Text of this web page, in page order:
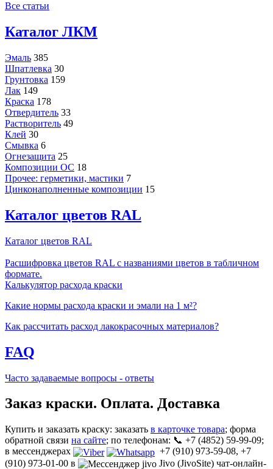
Все статьи
Каталог ЛКМ
Эмаль 385
Шпатлевка 30
Грунтовка 159
Лак 149
Краска 178
Отвердитель 33
Растворитель 49
Клей 30
Смывка 6
Огнезащита 25
Композиции ОС 18
Прочее: герметики, мастики 7
Цинконаполненные композиции 15
Каталог цветов RAL
Каталог цветов RAL
Расшифровка цветов RAL с названиями цветов в табличном
формате.
Калькулятор расхода краски
Какие нормы расхода краски и эмали на 1 м²?
Как рассчитать расход лакокрасочных материалов?
FAQ
Часто задаваемые вопросы - ответы
Заказ краски. Оплата. Доставка
Купить и заказать краску: заказать в карточке товара; форма
обратной связи на сайте; по телефонам: 📞 +7 (4852) 59-99-09;
в мессенджерах
+7 (910) 973-59-08, +7
(910) 973-01-00 в
Jivo (JivoSite) чат-онлайн-